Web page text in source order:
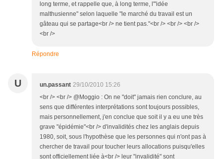
long terme, et rappelle que, à long terme, l'"idée
malthusienne" selon laquelle "le marché du travail est un
gâteau qui se partage<br /> ne tient pas."<br /> <br /> <br />
<br />
Répondre
U un.passant 29/10/2010 15:26
<br /> <br /> @Moggio : On ne "doit" jamais rien conclure, au
sens que différentes interprétations sont toujours possibles,
mais personnellement, j'en conclue que soit il y a eu une très
grave "épidémie"<br /> d'invalidités chez les anglais depuis
1980, soit, sous l'hypothèse que les personnes qui n'ont pas à
chercher de travail pour toucher leurs allocations puisqu'elles
sont officiellement liée à<br /> leur "invalidité" sont